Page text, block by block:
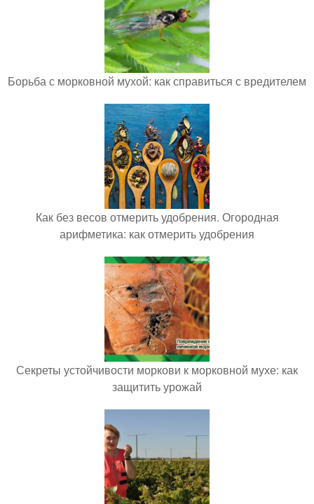
Борьба с морковной мухой: как справиться с вредителем
Как без весов отмерить удобрения. Огородная
арифметика: как отмерить удобрения
Секреты устойчивости моркови к морковной мухе: как
защитить урожай